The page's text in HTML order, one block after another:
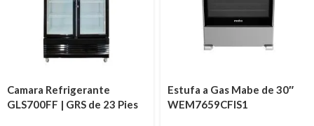
Camara Refrigerante
GLS700FF | GRS de 23 Pies
Estufa a Gas Mabe de 30″
WEM7659CFIS1